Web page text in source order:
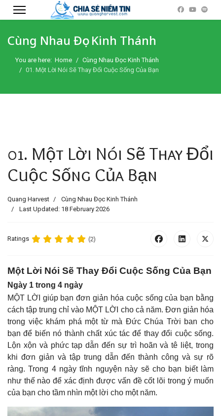
Cùng Nhau Đọc Kinh Thánh
You are here: Home
Cùng Nhau Đọc Kinh Thánh
01. Một Lời Nói Sẽ Thay Đổi Cuộc Sống Của Bạn
01. Một Lời Nói Sẽ Thay Đổi
Cuộc Sống Của Bạn
Quang Harvest
Cùng Nhau Đọc Kinh Thánh
Last Updated: 18 February 2026
Ratings (2)
Một Lời Nói Sẽ Thay Đổi Cuộc Sống Của Bạn
Ngày 1 trong 4 ngày
MỘT LỜI giúp bạn đơn giản hóa cuộc sống của bạn bằng
cách tập trung chỉ vào MỘT LỜI cho cả năm. Đơn giản hóa
trong việc khám phá một từ mà Đức Chúa Trời ban cho
bạn để biến nó thành chất xúc tác để thay đổi cuộc sống.
Lộn xộn và phức tạp dẫn đến sự trì hoãn và tê liệt, trong
khi đơn giản và tập trung dẫn đến thành công và sự rõ
ràng. Trong 4 ngày tĩnh nguyện này sẽ cho bạn biết làm
như thế nào để xác định được vấn đề cốt lõi trong ý muốn
của bạn cho tầm nhìn một lời cho một năm.